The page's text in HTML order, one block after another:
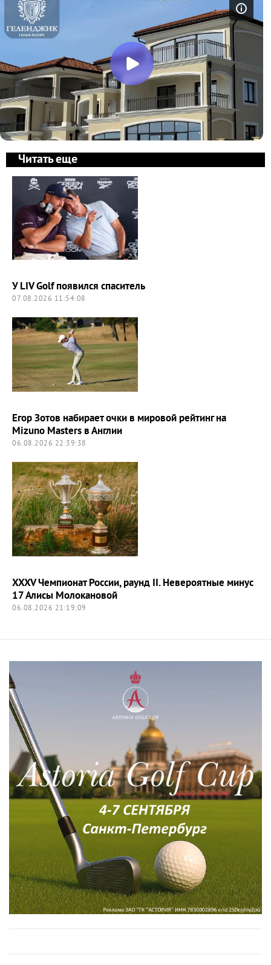
Читать еще
У LIV Golf появился спаситель
07.08.2026 11:54:08
Егор Зотов набирает очки в мировой рейтинг на
Mizuno Masters в Англии
06.08.2026 22:39:38
XXXV Чемпионат России, раунд II. Невероятные минус
17 Алисы Молокановой
06.08.2026 21:19:09